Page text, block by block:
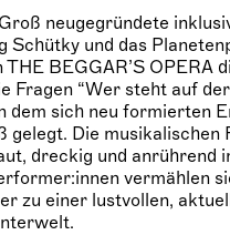
neugegründete
Schütky und das
THE BEGGAR’S
Fragen “Wer steht auf
dem sich neu formierten
gelegt. Die
dreckig und anrührend
vermählen
zu einer lustvollen,